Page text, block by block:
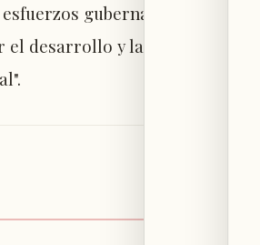
gubernamentales
desarrollo y la estabilidad